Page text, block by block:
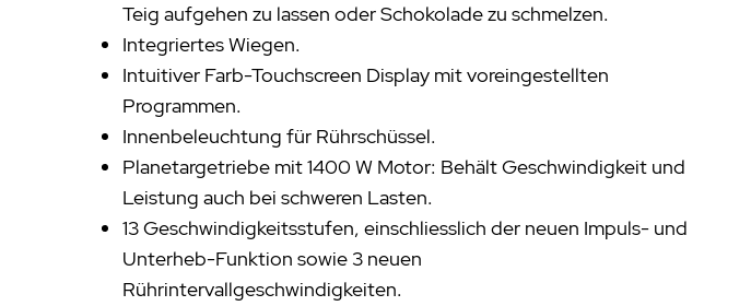
Teig aufgehen zu lassen oder Schokolade zu schmelzen.
Integriertes Wiegen.
Intuitiver Farb-Touchscreen Display mit voreingestellten
Programmen.
Innenbeleuchtung für Rührschüssel.
Planetargetriebe mit 1400 W Motor: Behält Geschwindigkeit und
Leistung auch bei schweren Lasten.
13 Geschwindigkeitsstufen, einschliesslich der neuen Impuls- und
Unterheb-Funktion sowie 3 neuen
Rührintervallgeschwindigkeiten.